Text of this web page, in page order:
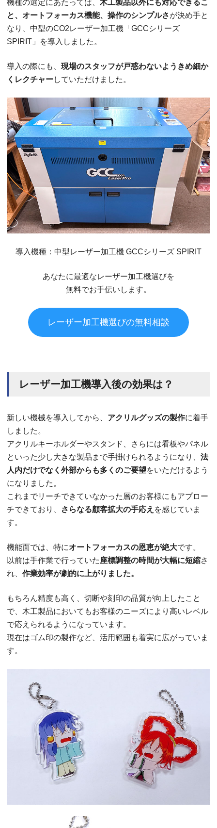
機種の選定にあたっては、 木工製品以外にも対応できるこ
と、オートフォーカス機能、操作のシンプルさが決め手と
なり、中型のCO2レーザー加工機「GCCシリーズ
SPIRIT」を導入しました。
導入の際にも、 現場のスタッフが戸惑わないようきめ細か
くレクチャーしていただけました。
導入機種：中型レーザー加工機 GCCシリーズ SPIRIT
あなたに最適なレーザー加工機選びを
無料でお手伝いします。
レーザー加工機選びの無料相談
レーザー加工機導入後の効果は？
新しい機械を導入してから、 アクリルグッズの製作に着手
しました。
アクリルキーホルダーやスタンド、さらには看板やパネル
といった少し大きな製品まで手掛けられるようになり、 法
人内だけでなく外部からも多くのご要望をいただけるよう
になりました。
これまでリーチできていなかった層のお客様にもアプロー
チできており、
さらなる顧客拡大の手応え を感じていま
す。
機能面では、特にオートフォーカスの恩恵が絶大です。
以前は手作業で行っていた座標調整の時間が大幅に短縮さ
れ、 作業効率が劇的に上がりました。
もちろん精度も高く、切断や刻印の品質が向上したこと
で、木工製品においてもお客様のニーズにより高いレベル
で応えられるようになっています。
現在はゴム印の製作など、活用範囲も着実に広がっていま
す。